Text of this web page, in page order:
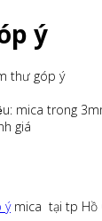
ý
thư góp ý
mica trong
giá
ýmica tại tp Hồ